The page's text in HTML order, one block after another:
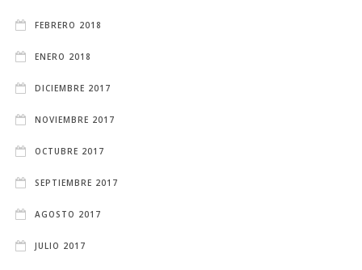
FEBRERO 2018
ENERO 2018
DICIEMBRE 2017
NOVIEMBRE 2017
OCTUBRE 2017
SEPTIEMBRE 2017
AGOSTO 2017
JULIO 2017